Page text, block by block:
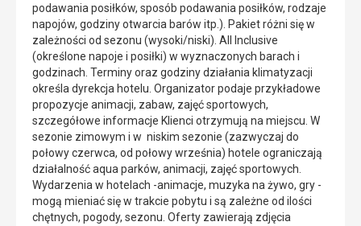
podawania posiłków, sposób podawania posiłków, rodzaje
napojów, godziny otwarcia barów itp.). Pakiet różni się w
zależności od sezonu (wysoki/niski). All Inclusive
(określone napoje i posiłki) w wyznaczonych barach i
godzinach. Terminy oraz godziny działania klimatyzacji
określa dyrekcja hotelu. Organizator podaje przykładowe
propozycje animacji, zabaw, zajęć sportowych,
szczegółowe informacje Klienci otrzymują na miejscu. W
sezonie zimowym i w niskim sezonie (zazwyczaj do
połowy czerwca, od połowy września) hotele ograniczają
działalność aqua parków, animacji, zajęć sportowych.
Wydarzenia w hotelach -animacje, muzyka na żywo, gry -
mogą mieniać się w trakcie pobytu i są zależne od ilości
chętnych, pogody, sezonu. Oferty zawierają zdjęcia